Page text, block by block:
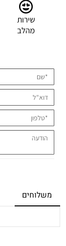
שירות
מהלב
משלוחים